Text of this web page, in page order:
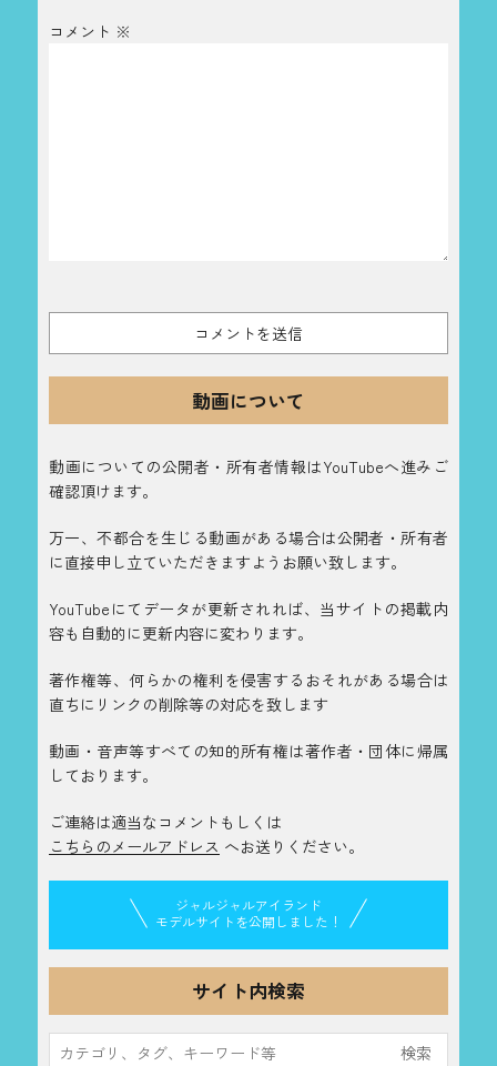
コメント ※
動画について
動画についての公開者・所有者情報はYouTubeへ進みご
確認頂けます。
万一、不都合を生じる動画がある場合は公開者・所有者
に直接申し立ていただきますようお願い致します。
YouTubeにてデータが更新されれば、当サイトの掲載内
容も自動的に更新内容に変わります。
著作権等、何らかの権利を侵害するおそれがある場合は
直ちにリンクの削除等の対応を致します
動画・音声等すべての知的所有権は著作者・団体に帰属
しております。
ご連絡は適当なコメントもしくは
こちらのメールアドレス へお送りください。
ジャルジャルアイランド
モデルサイトを公開しました！
サイト内検索